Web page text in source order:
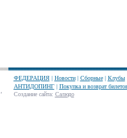
ФЕДЕРАЦИЯ| Новости| Сборные| Клубы
АНТИДОПИНГ| Покупка и возврат
Создание сайта: Салюдо